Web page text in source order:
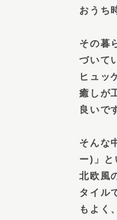
おうち
その暮
づいて
ヒュッ
癒しが
良いで
そんな
ー)」と
北欧風
タイル
もよく